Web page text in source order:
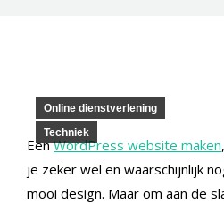
Online dienstverlening
Techniek
EenWordPress website maken
je zeker wel en waarschijnlijk
mooi design. Maar om aan de